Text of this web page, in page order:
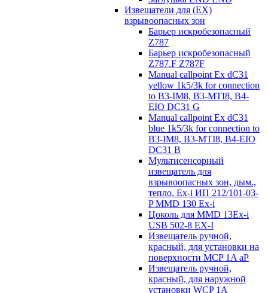
Извещатели для (EX)
взрывоопасных зон
Барьер искробезопасный
Z787
Барьер искробезопасный
Z787.F Z787F
Manual callpoint Ex dC31
yellow 1k5/3k for connection
to B3-IM8, B3-MTI8, B4-
EIO DC31 G
Manual callpoint Ex dC31
blue 1k5/3k for connection to
B3-IM8, B3-MTI8, B4-EIO
DC31 B
Мультисенсорный
извещатель для
взрывоопасных зон, дым.,
тепло, Ex-i ИП 212/101-03-
P MMD 130 Ex-i
Цоколь для MMD 13Ex-i
USB 502-8 EX-I
Извещатель ручной,
красный, для установки на
поверхности MCP 1A aP
Извещатель ручной,
красный, для наружной
установки WCP 1A